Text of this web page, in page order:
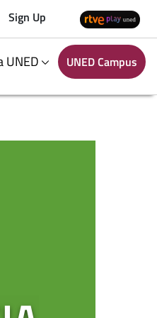
Sign Up
UNED UNED Campus